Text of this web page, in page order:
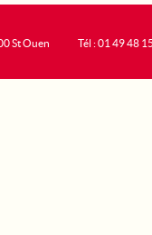
St Ouen
Tél : 01 49 48